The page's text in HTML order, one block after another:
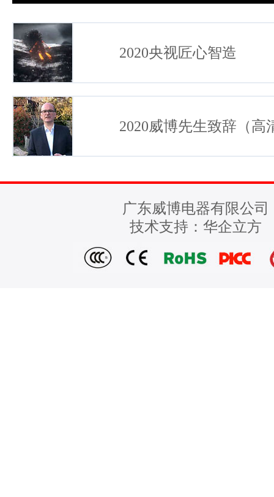
2020央视匠心智造
2020威博先生致辞（高
广东威博电器有限公司
技术支持： 华企立方